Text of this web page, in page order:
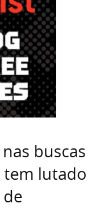
buscas
tem lutado